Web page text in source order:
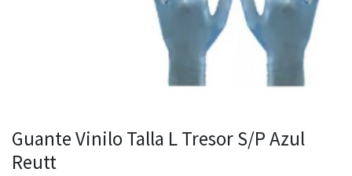
Guante Vinilo Talla L Tresor S/P Azul
Reutt